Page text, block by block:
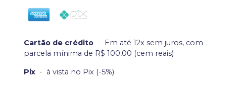
Cartão de crédito - Em até 12x sem juros, com
parcela mínima de R$ 100,00 (cem reais)
Pix - à vista no Pix (-5%)